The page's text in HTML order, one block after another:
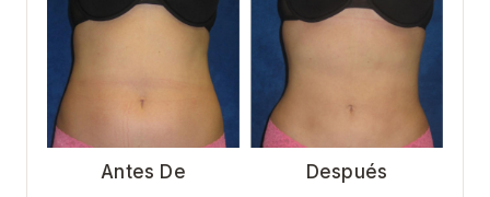
Antes De Después